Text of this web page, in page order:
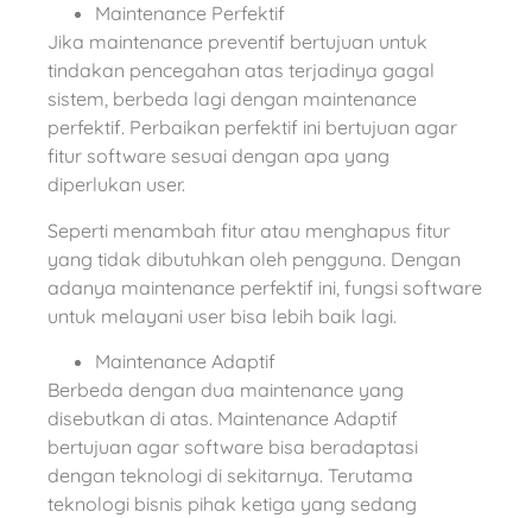
Maintenance Perfektif
Jika maintenance preventif bertujuan untuk
tindakan pencegahan atas terjadinya gagal
sistem, berbeda lagi dengan maintenance
perfektif. Perbaikan perfektif ini bertujuan agar
fitur software sesuai dengan apa yang
diperlukan user.
Seperti menambah fitur atau menghapus fitur
yang tidak dibutuhkan oleh pengguna. Dengan
adanya maintenance perfektif ini, fungsi software
untuk melayani user bisa lebih baik lagi.
Maintenance Adaptif
Berbeda dengan dua maintenance yang
disebutkan di atas. Maintenance Adaptif
bertujuan agar software bisa beradaptasi
dengan teknologi di sekitarnya. Terutama
teknologi bisnis pihak ketiga yang sedang